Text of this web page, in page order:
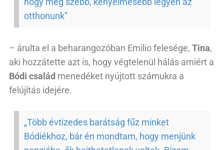
otthonunk”
– árulta el a beharangozóban Emilio felesége, Tina,
aki hozzátette azt is, hogy végtelenül hálás amiért a
Bódi család menedéket nyújtott számukra a
felújítás idejére.
„Több évtizedes barátság fűz minket
Bódiékhoz, bár én mondtam, hogy menjünk